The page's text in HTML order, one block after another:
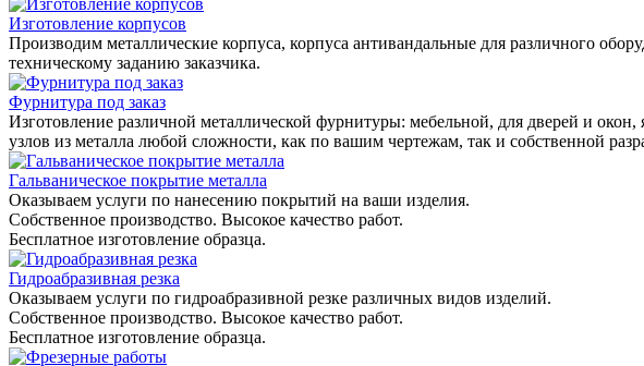
Изготовление корпусов
Производим металлические корпуса, корпуса антивандальные для различного
техническому заданию заказчика.
Фурнитура под заказ
Изготовление различной металлической фурнитуры: мебельной, для дверей и
узлов из металла любой сложности, как по вашим чертежам, так и собственной
Гальваническое покрытие металла
Оказываем услуги по нанесению покрытий на ваши изделия.
Собственное производство. Высокое качество работ.
Бесплатное изготовление образца.
Гидроабразивная резка
Оказываем услуги по гидроабразивной резке различных видов изделий.
Собственное производство. Высокое качество работ.
Бесплатное изготовление образца.